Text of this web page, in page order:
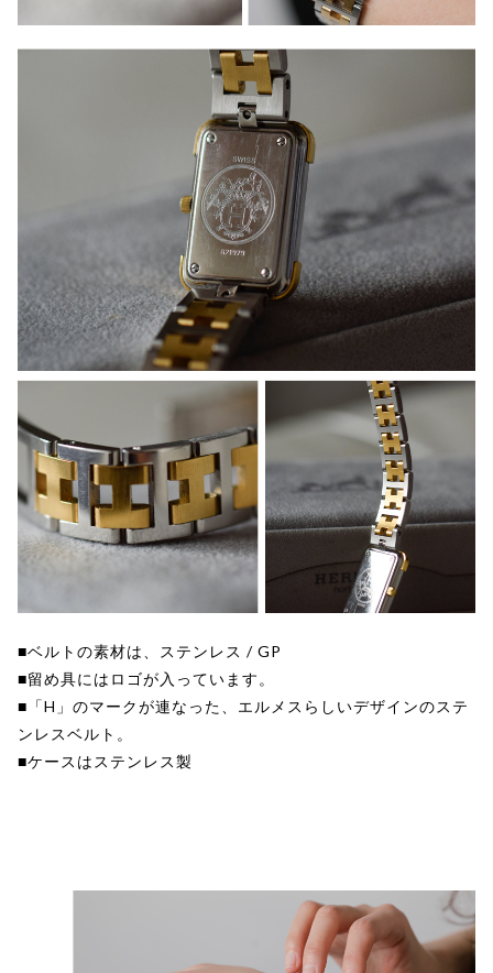
■ベルトの素材は、ステンレス / GP
■留め具にはロゴが入っています。
■「H」のマークが連なった、エルメスらしいデザインのステ
ンレスベルト。
■ケースはステンレス製